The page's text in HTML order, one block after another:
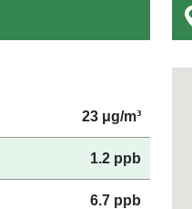
23 μg/m³
1.2 ppb
6.7 ppb